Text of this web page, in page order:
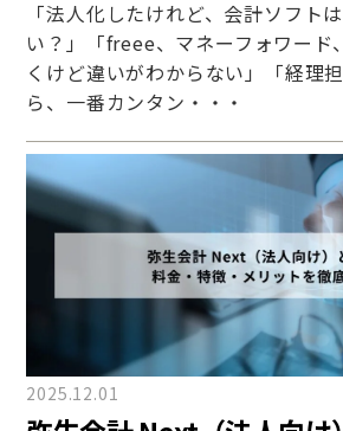
「法人化したけれど、会計ソフト
い？」「freee、マネーフォワー
くけど違いがわからない」「経理
ら、一番カンタン・・・
2025.12.01